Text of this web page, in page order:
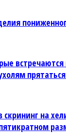
скрининг на